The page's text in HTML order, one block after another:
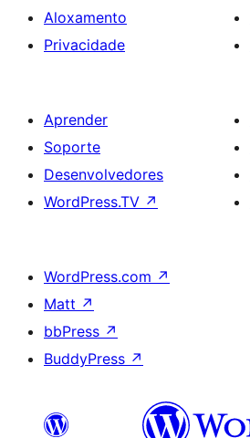
Aloxamento
Privacidade
Aprender
Soporte
Desenvolvedores
WordPress.TV ↗
WordPress.com ↗
Matt ↗
bbPress ↗
BuddyPress ↗